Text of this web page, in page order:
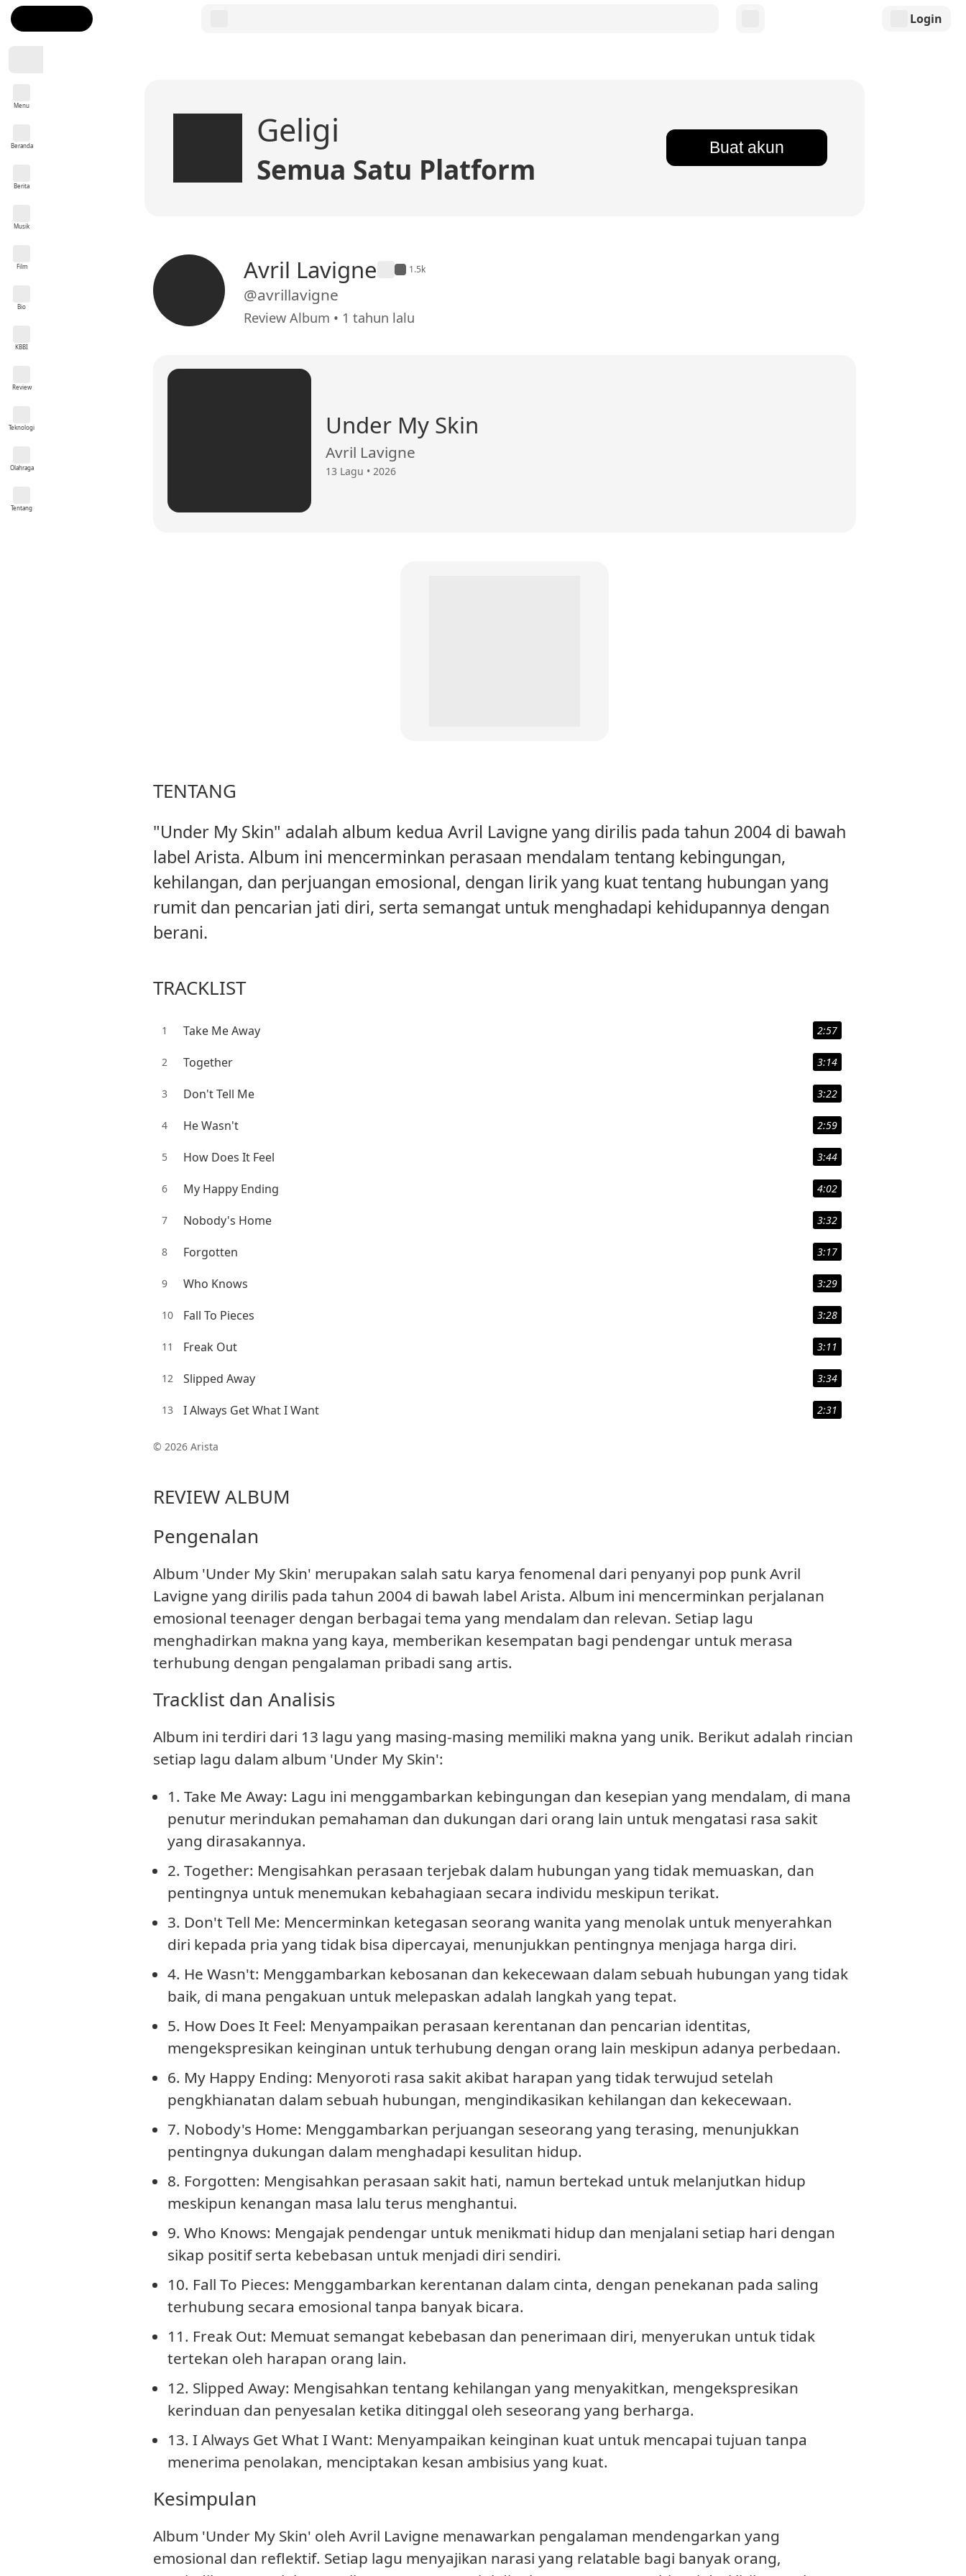
Login
Menu
Beranda
Berita
Musik
Film
Bio
KBBI
Review
Teknologi
Olahraga
Tentang
Geligi
Semua Satu Platform
Buat akun
Avril Lavigne 1.5k
@avrillavigne
Review Album • 1 tahun lalu
Under My Skin
Avril Lavigne
13 Lagu • 2026
TENTANG
"Under My Skin" adalah album kedua Avril Lavigne yang dirilis pada tahun 2004 di bawah
label Arista. Album ini mencerminkan perasaan mendalam tentang kebingungan,
kehilangan, dan perjuangan emosional, dengan lirik yang kuat tentang hubungan yang
rumit dan pencarian jati diri, serta semangat untuk menghadapi kehidupannya dengan
berani.
TRACKLIST
1 Take Me Away 2:57
2 Together 3:14
3 Don't Tell Me 3:22
4 He Wasn't 2:59
5 How Does It Feel 3:44
6 My Happy Ending 4:02
7 Nobody's Home 3:32
8 Forgotten 3:17
9 Who Knows 3:29
10 Fall To Pieces 3:28
11 Freak Out 3:11
12 Slipped Away 3:34
13 I Always Get What I Want 2:31
© 2026 Arista
REVIEW ALBUM
Pengenalan
Album 'Under My Skin' merupakan salah satu karya fenomenal dari penyanyi pop punk Avril
Lavigne yang dirilis pada tahun 2004 di bawah label Arista. Album ini mencerminkan perjalanan
emosional teenager dengan berbagai tema yang mendalam dan relevan. Setiap lagu
menghadirkan makna yang kaya, memberikan kesempatan bagi pendengar untuk merasa
terhubung dengan pengalaman pribadi sang artis.
Tracklist dan Analisis
Album ini terdiri dari 13 lagu yang masing-masing memiliki makna yang unik. Berikut adalah rincian
setiap lagu dalam album 'Under My Skin':
1. Take Me Away: Lagu ini menggambarkan kebingungan dan kesepian yang mendalam, di mana
penutur merindukan pemahaman dan dukungan dari orang lain untuk mengatasi rasa sakit
yang dirasakannya.
2. Together: Mengisahkan perasaan terjebak dalam hubungan yang tidak memuaskan, dan
pentingnya untuk menemukan kebahagiaan secara individu meskipun terikat.
3. Don't Tell Me: Mencerminkan ketegasan seorang wanita yang menolak untuk menyerahkan
diri kepada pria yang tidak bisa dipercayai, menunjukkan pentingnya menjaga harga diri.
4. He Wasn't: Menggambarkan kebosanan dan kekecewaan dalam sebuah hubungan yang tidak
baik, di mana pengakuan untuk melepaskan adalah langkah yang tepat.
5. How Does It Feel: Menyampaikan perasaan kerentanan dan pencarian identitas,
mengekspresikan keinginan untuk terhubung dengan orang lain meskipun adanya perbedaan.
6. My Happy Ending: Menyoroti rasa sakit akibat harapan yang tidak terwujud setelah
pengkhianatan dalam sebuah hubungan, mengindikasikan kehilangan dan kekecewaan.
7. Nobody's Home: Menggambarkan perjuangan seseorang yang terasing, menunjukkan
pentingnya dukungan dalam menghadapi kesulitan hidup.
8. Forgotten: Mengisahkan perasaan sakit hati, namun bertekad untuk melanjutkan hidup
meskipun kenangan masa lalu terus menghantui.
9. Who Knows: Mengajak pendengar untuk menikmati hidup dan menjalani setiap hari dengan
sikap positif serta kebebasan untuk menjadi diri sendiri.
10. Fall To Pieces: Menggambarkan kerentanan dalam cinta, dengan penekanan pada saling
terhubung secara emosional tanpa banyak bicara.
11. Freak Out: Memuat semangat kebebasan dan penerimaan diri, menyerukan untuk tidak
tertekan oleh harapan orang lain.
12. Slipped Away: Mengisahkan tentang kehilangan yang menyakitkan, mengekspresikan
kerinduan dan penyesalan ketika ditinggal oleh seseorang yang berharga.
13. I Always Get What I Want: Menyampaikan keinginan kuat untuk mencapai tujuan tanpa
menerima penolakan, menciptakan kesan ambisius yang kuat.
Kesimpulan
Album 'Under My Skin' oleh Avril Lavigne menawarkan pengalaman mendengarkan yang
emosional dan reflektif. Setiap lagu menyajikan narasi yang relatable bagi banyak orang,